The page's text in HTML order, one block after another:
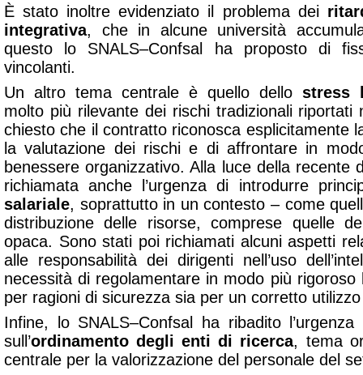
È stato inoltre evidenziato il problema dei
integrativa, che in alcune università
questo lo SNALS–Confsal ha proposto di
vincolanti.
Un altro tema centrale è quello dello stress
molto più rilevante dei rischi tradizionali riportati
chiesto che il contratto riconosca esplicitamente
la valutazione dei rischi e di affrontare in
benessere organizzativo. Alla luce della recente
richiamata anche l’urgenza di introdurre
salariale, soprattutto in un contesto – come
distribuzione delle risorse, comprese quelle
opaca. Sono stati poi richiamati alcuni aspetti
alle responsabilità dei dirigenti nell’uso
necessità di regolamentare in modo più rigoroso
per ragioni di sicurezza sia per un corretto
Infine, lo SNALS–Confsal ha ribadito
sull’ordinamento degli enti di ricerca, tema
centrale per la valorizzazione del personale del